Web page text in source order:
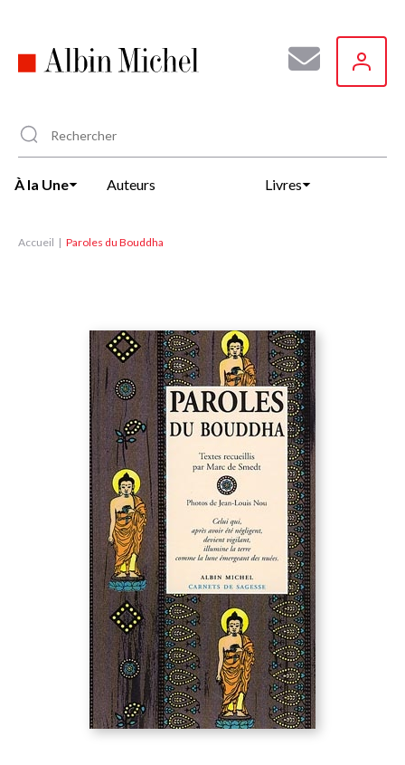
principal
À la Une Auteurs Livres
Accueil Paroles du Bouddha